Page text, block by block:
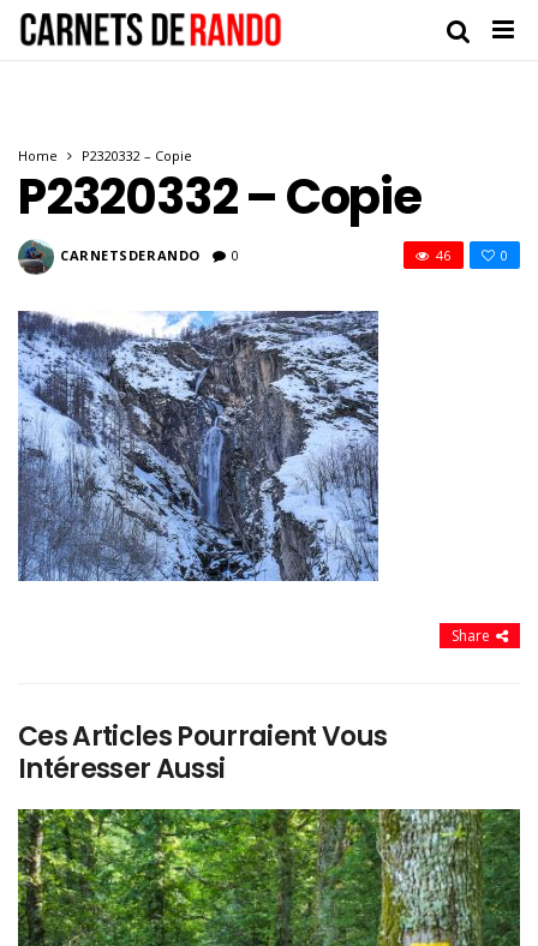
Home P2320332 – Copie
P2320332 – Copie
CARNETSDERANDO 0 0
46
Share
Ces Articles Pourraient Vous
Intéresser Aussi